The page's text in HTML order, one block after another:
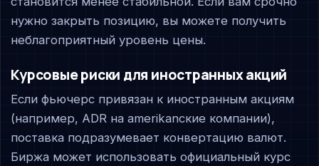
нужно закрыть позицию, вы можете получить
неблагоприятный уровень цены.
Курсовые риски для иностранных акций
Если фьючерс привязан к иностранным акциям
(например, ADR на amerikanские компании),
поставка подразумевает конвертацию валют.
Биржа может использовать официальный курс